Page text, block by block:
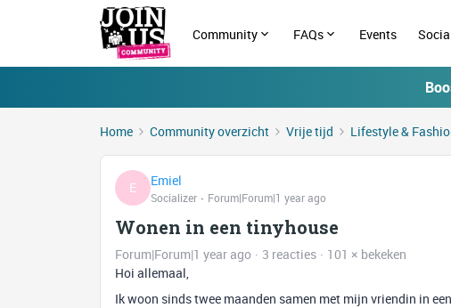
Community FAQs Events
Home Community overzicht Vrije tijd Lifestyle &
E Emiel
Socializer Forum|Forum|1 year ago
Wonen in een tinyhouse
Forum|Forum|1 year ago 3 reacties
101 × bekeken
Hoi allemaal,
Ik woon sinds twee maanden samen met mijn vriendin in